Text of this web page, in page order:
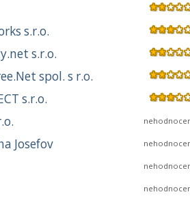
s.r.o.
s.r.o.
spol. s r.o.
s.r.o.
Josefov